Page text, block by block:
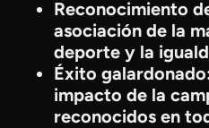
Reconocimiento
asociación de la
deporte y la
Éxito
impacto de la
reconocidos en